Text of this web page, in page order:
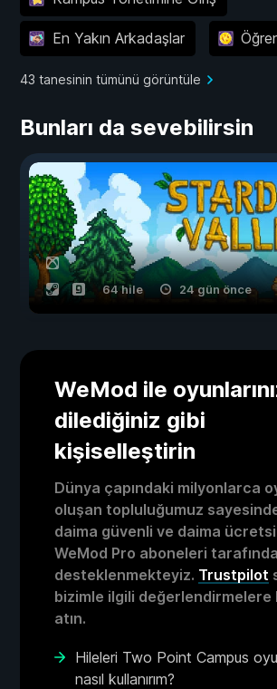
En Yakın Arkadaşlar
43 tanesinin tümünü görüntüle
Bunları da sevebilirsin
64 hile 24 gün önce
WeMod ile
dilediğiniz gibi
kişiselleştirin
Dünya çapındaki milyonlarca
oluşan topluluğumuz
daima güvenli ve daima
WeMod Pro aboneleri
desteklenmekteyiz. Trustpilot
bizimle ilgili değerlendirmelere
atın.
Hileleri Two Point Campus
nasıl kullanırım?